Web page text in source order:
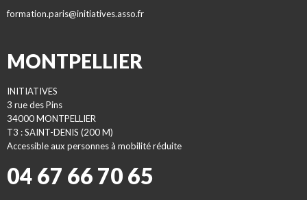
formation.paris@initiatives.asso.fr
MONTPELLIER
INITIATIVES
3 rue des Pins
34000 MONTPELLIER
T3 : SAINT-DENIS (200 M)
Accessible aux personnes à mobilité réduite
04 67 66 70 65